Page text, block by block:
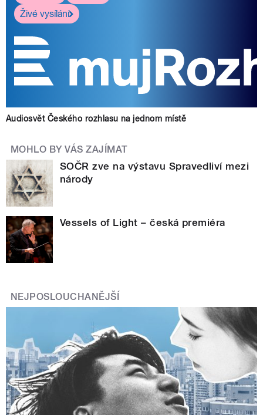
Živé vysílání
Audiosvět Českého rozhlasu na jednom místě
MOHLO BY VÁS ZAJÍMAT
SOČR zve na výstavu Spravedliví mezi
národy
Vessels of Light – česká premiéra
NEJPOSLOUCHANĚJŠÍ